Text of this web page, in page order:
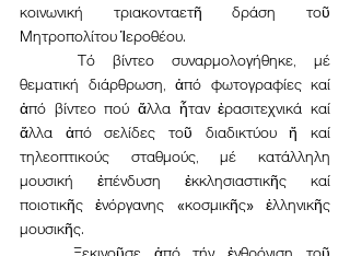
κοινωνική τριακονταετῆ δράση τοῦ
Μητροπολίτου Ἱεροθέου.
θεματική διάρθρωση, ἀπό φωτογραφίες καί
ἀπό βίντεο πού ἄλλα ἦταν ἐρασιτεχνικά καί
ἄλλα ἀπό σελίδες τοῦ διαδικτύου ἤ καί
τηλεοπτικούς σταθμούς, μέ κατάλληλη
μουσική ἐπένδυση ἐκκλησιαστικῆς καί
ποιοτικῆς ἐνόργανης «κοσμικῆς» ἑλληνικῆς
μουσικῆς.